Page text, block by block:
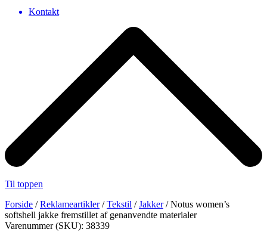
Kontakt
Til toppen
Forside /Reklameartikler/Tekstil /Jakker/ Notus women’s
softshell jakke fremstillet af genanvendte materialer
Varenummer (SKU): 38339